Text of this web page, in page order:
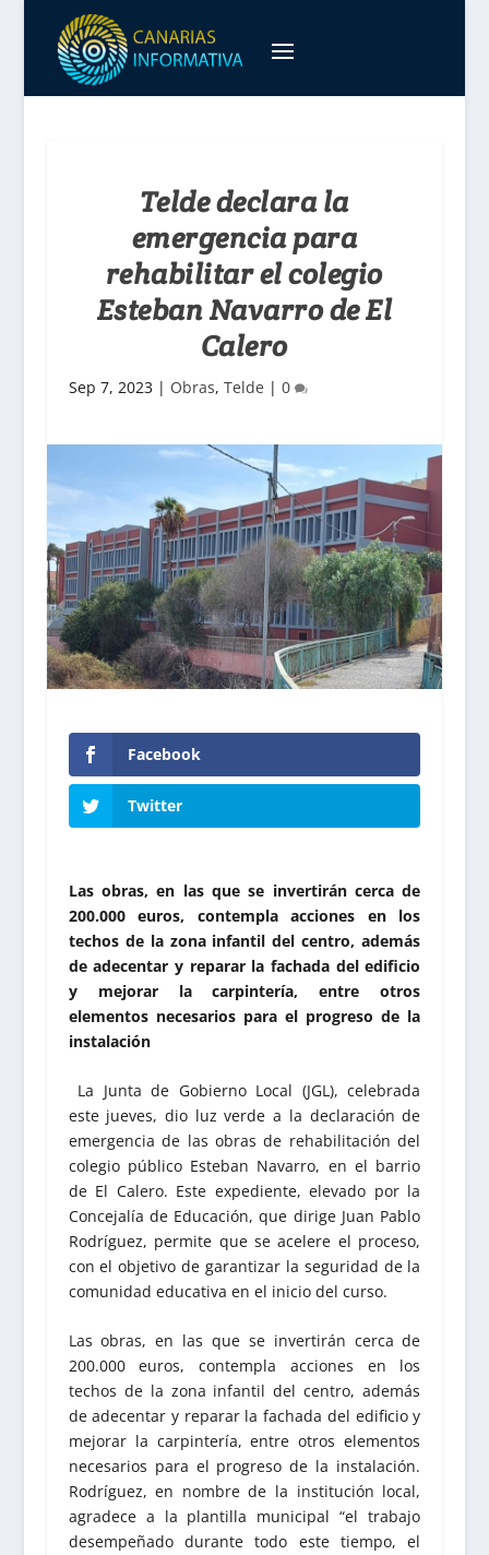
Telde declara la
emergencia para
rehabilitar el colegio
Esteban Navarro de El
Calero
Sep 7, 2023 | Obras, Telde | 0
Facebook
Twitter
Las obras, en las que se invertirán cerca de
200.000 euros, contempla acciones en los
techos de la zona infantil del centro, además
de adecentar y reparar la fachada del edificio
y mejorar la carpintería, entre otros
elementos necesarios para el progreso de la
instalación
La Junta de Gobierno Local (JGL), celebrada
este jueves, dio luz verde a la declaración de
emergencia de las obras de rehabilitación del
colegio público Esteban Navarro, en el barrio
de El Calero. Este expediente, elevado por la
Concejalía de Educación, que dirige Juan Pablo
Rodríguez, permite que se acelere el proceso,
con el objetivo de garantizar la seguridad de la
comunidad educativa en el inicio del curso.
Las obras, en las que se invertirán cerca de
200.000 euros, contempla acciones en los
techos de la zona infantil del centro, además
de adecentar y reparar la fachada del edificio y
mejorar la carpintería, entre otros elementos
necesarios para el progreso de la instalación.
Rodríguez, en nombre de la institución local,
agradece a la plantilla municipal “el trabajo
desempeñado durante todo este tiempo, el